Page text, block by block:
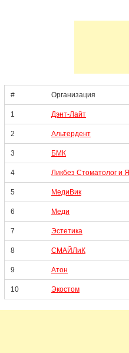
# Организация
1 Дэнт-Лайт
2 Альтердент
3 БМК
4 Ликбез Стоматолог и Я
5 МедиВик
6 Меди
7 Эстетика
8 СМАЙЛиК
9 Атон
10 Экостом